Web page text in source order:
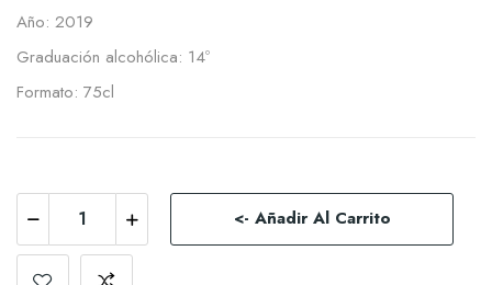
Año: 2019
Graduación alcohólica: 14º
Formato: 75cl
<- Añadir Al Carrito